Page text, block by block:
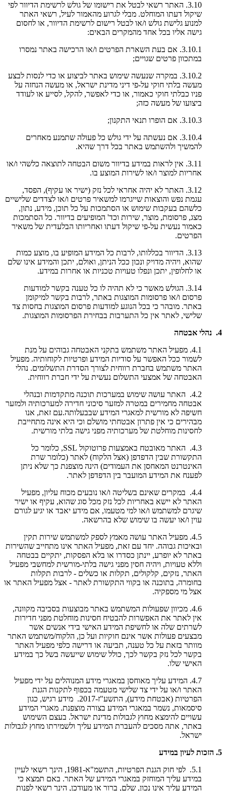
3.10. האתר רשאי לבטל את רישומו של גולש לרשימת הדיוור לפי
שיקול דעתו המוחלט. מבלי לגרוע מהאמור לעיל, רשאי האתר
למנוע גלישת גולש ו/או לבטל רישום לרשימת הדיוור, או לחסום
גישה אליו בכל אחד מהמקרים הבאים:
3.10.1. אם בעת השארת הפרטים ו/או הרכישה באתר נמסרו
במתכוון פרטים שגויים;
3.10.2. במקרה שנעשה שימוש באתר לביצוע או כדי לנסות לבצע
מעשה בלתי חוקי על-פי דיני מדינת ישראל, או מעשה הנחזה על
פניו כבלתי חוקי כאמור, או כדי לאפשר, להקל, לסייע או לעודד
ביצועו של מעשה כזה;
3.10.3. אם הופרו תנאי התקנון;
3.10.4. אם נעשתה על ידי גולש כל פעולה שתמנע מאחרים
להמשיך ולהשתמש באתר בכל דרך שהיא.
3.11. אין לראות במידע בדיוור משום הבטחה לתוצאה כלשהי ו/או
אחריות למוצר ו/או לשירות המוצע בו.
3.12. האתר לא יהיה אחראי לכל נזק (ישיר או עקיף), הפסד,
עגמת נפש והוצאות שייגרמו למשאיר פרטים ו/או לצדדים שלישיים
כלשהם בעקבות שימוש או הסתמכות על כל תוכן, מידע, נתון,
מצג, פרסומת, מוצר, שירות וכד' המופיעים בדיוור. כל הסתמכות
כאמור נעשית על-פי שיקול דעתו ואחריותו הבלעדית של משאיר
הפרטים.
3.13. הדיוור בכללותו, לרבות כל המידע המופיע בו, מוצע כמות
שהוא, ויהיה מדויק ונכון ככל הניתן, ואולם, יתכן והמידע אינו שלם
או לחלופין, יתכן ונפלו טעויות טכניות או אחרות במידע.
3.14. הגולש מאשר כי לא תהיה לו כל טענה בקשר למודעות
פרסום ו/או פרסומות המוצגות באתר, לרבות בקשר למיקומן
באתר. מובהר כי בכל הנוגע למודעות פרסום המוצגות בחסות צד
שלישי, לאתר אין כל התערבות בבחירת הפרסומות המוצגות.
4. נהלי אבטחה
4.1. מפעיל האתר משתמש בתקני האבטחה גבוהים על מנת
לשמור ככל האפשר על סודיות המידע ופרטיות לקוחותיה. מפעיל
האתר משתמש בחברת רווחית לצורך הסדרת התשלומים. נהלי
האבטחה של אמצעי התשלום נעשית על ידי חברת רווחית.
4.2. האתר עושה שימוש במערכות תוכנה מתקדמות ובנהלי
אבטחה מחמירים במטרה למזער סיכוני חדירה למערכותיה ולמזער
חשיפה לא מורשית למאגרי המידע שבבעלותה.עם זאת, אנו
מבהירים כי אין פתרון אבטחתי מושלם וכי היא אינה מתחייבת
לחסינות מוחלטת של מערכותיה מפני גישה בלתי מורשית.
4.3. האתר מאובטח באמצעות פרוטוקול SSL, כלומר כל
התקשורת שבין הדפדפן (אצל הלקוח) לאתר (כלומר שרת
האינטרנט המאחסן את העמודים) הינה מוצפנת כך שלא ניתן
לפענח את המידע המועבר בין הדפדפן לאתר.
4.4. במקרים שאינם בשליטה ו/או נובעים מכוח עליון, מפעיל
האתר לא יישא באחריות לכל נזק מכל סוג שהוא, עקיף או ישיר
שיגרם למשתמש ו/או למי מטעמו, אם מידע יאבד או יגיע לגורם
עוין ו/או יעשה בו שימוש שלא בהרשאה.
4.5. מפעיל האתר עושה מאמץ לספק למשתמש שירות תקין
ובאיכות גבוהה. יחד עם זאת, מפעיל האתר אינו מתחייב שהשירות
באתר לא יופרע, יינתן כסדרו או בלא הפסקות, יתקיים בבטחה
וללא טעויות, ויהיה חסין מפני גישה בלתי-מורשית למחשבי מפעיל
האתר, נזקים, קלקולים, תקלות או כשלים - לרבות תקלות
בחומרה, בתוכנה או בקווי התקשורת לאתר - אצל מפעיל האתר או
אצל מי מספקיה.
4.6. מכיוון שפעולות המשתמש באתר מבוצעות בסביבה מקוונה,
אין לאתר את האפשרות להבטיח חסינות מוחלטת מפני חדירות
לשרתים שלה או לחשיפת המידע האישי בידי אנשים אשר
מבצעים פעולות אשר אינם חוקיות ועל כן, הלקוח/משתמש האתר
מוותר בזאת על כל טענה, תביעה או דרישה כלפי מפעיל האתר
בקשר לכל נזק בקשר לכך, כולל שימוש שייעשה בשל כך במידע
האישי שלו.
4.7. המידע עליך מאוחסן במאגרי מידע המנוהלים על ידי מפעיל
האתר ו/או על ידי צד שלישי מטעמה בכפוף לתקנות הגנת
הפרטיות (אבטחת מידע), התשע"ז-2017. מידע רגיש, כגון
סיסמאות, נשמר במאגרי המידע בצורה מוצפנת. מאגרי המידע
עשויים להימצא מחוץ לגבולות מדינת ישראל. בעצם השימוש
באתר, אתה מסכים להעברת המידע עליך ולשמירתו מחוץ לגבולות
ישראל.
5. הזכות לעיון במידע
5.1. לפי חוק הגנת הפרטיות, התשמ"א-1981, הינך רשאי לעיין
במידע עליך המוחזק במאגרי המידע של האתר. באם תמצא כי
המידע עליך אינו נכון, שלם, ברור או מעודכן, הינך רשאי לפנות